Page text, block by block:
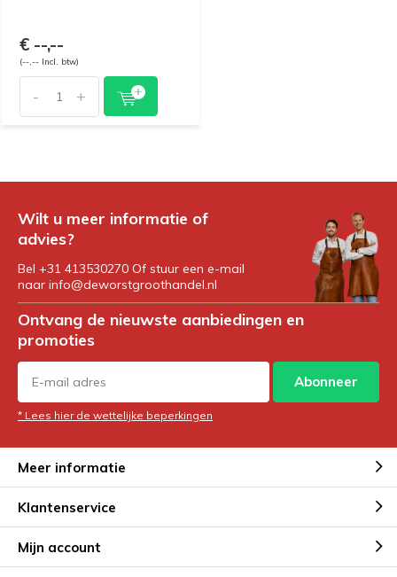
€ --,--
(--,-- Incl. btw)
- +
Wilt u meer informatie of
advies?
Bel +31 413530270 Of stuur een e-mail
naar info@deworstgroothandel.nl
Ontvang de nieuwste aanbiedingen en
promoties
Abonneer
* Lees hier de wettelijke beperkingen
Meer informatie
Klantenservice
Mijn account